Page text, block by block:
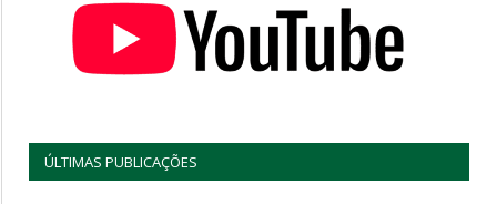
ÚLTIMAS PUBLICAÇÕES